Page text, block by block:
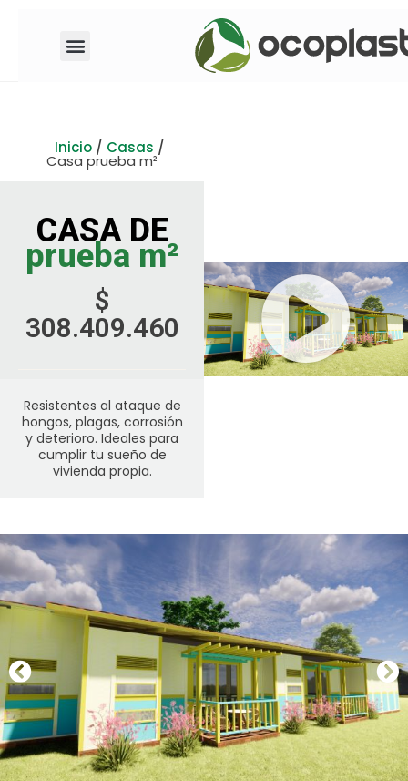
Inicio/ Casas /
Casa prueba m²
CASA DE
prueba m²
$
308.409.460
Resistentes al ataque de
hongos, plagas, corrosión
y deterioro. Ideales para
cumplir tu sueño de
vivienda propia.